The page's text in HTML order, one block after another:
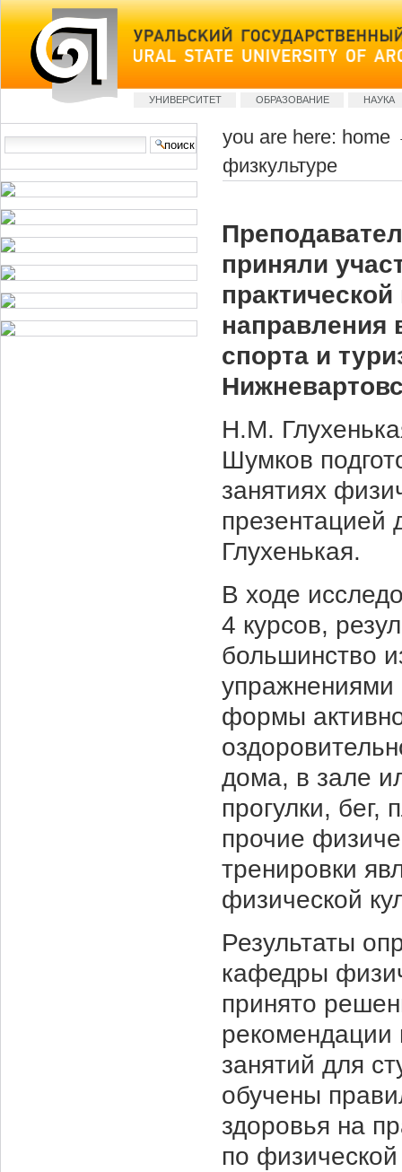
Skip
to
content
Sections
УНИВЕРСИТЕТ ОБРАЗОВАНИЕ НАУКА
search…
you are here: home
физкультуре
приняли
направления
спорта и
Н.М.
Шумков
занятиях
Глухенькая.
В ходе
4 курсов,
большинство
упражнениями
формы
дома, в зале
прогулки, бег,
прочие
тренировки
физической
Результаты
кафедры
принято
рекомендации
занятий для
обучены
здоровья на
по физической